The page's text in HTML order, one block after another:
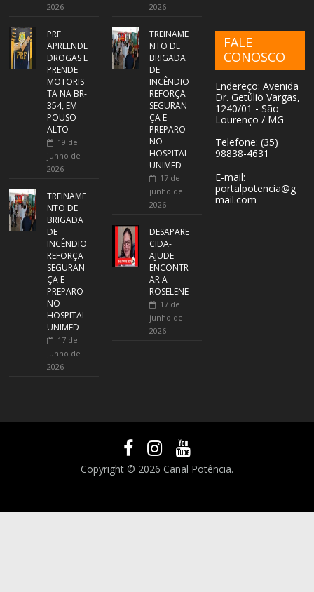
2026
PRF
APREENDE
DROGAS E
PRENDE
MOTORIS
TA NA BR-
354, EM
POUSO
ALTO
19 de
junho de
2026
TREINAME
NTO DE
BRIGADA
DE
INCÊNDIO
REFORÇA
SEGURAN
ÇA E
PREPARO
NO
HOSPITAL
UNIMED
17 de
junho de
2026
2026
TREINAME
NTO DE
BRIGADA
DE
INCÊNDIO
REFORÇA
SEGURAN
ÇA E
PREPARO
NO
HOSPITAL
UNIMED
17 de
junho de
2026
DESAPARE
CIDA-
AJUDE
ENCONTR
AR A
ROSELENE
17 de
junho de
2026
FALE
CONOSCO
Endereço: Avenida
Dr. Getúlio Vargas,
1240/01 - São
Lourenço / MG
Telefone: (35)
98838-4631
E-mail:
portalpotencia@g
mail.com
Copyright © 2026 Canal Potência.